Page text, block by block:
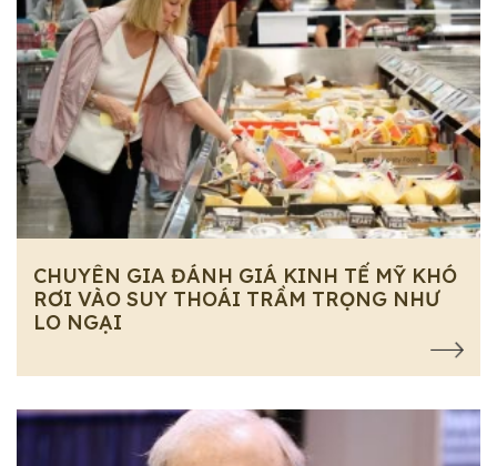
CHUYÊN GIA ĐÁNH GIÁ KINH TẾ MỸ KHÓ
RƠI VÀO SUY THOÁI TRẦM TRỌNG NHƯ
LO NGẠI